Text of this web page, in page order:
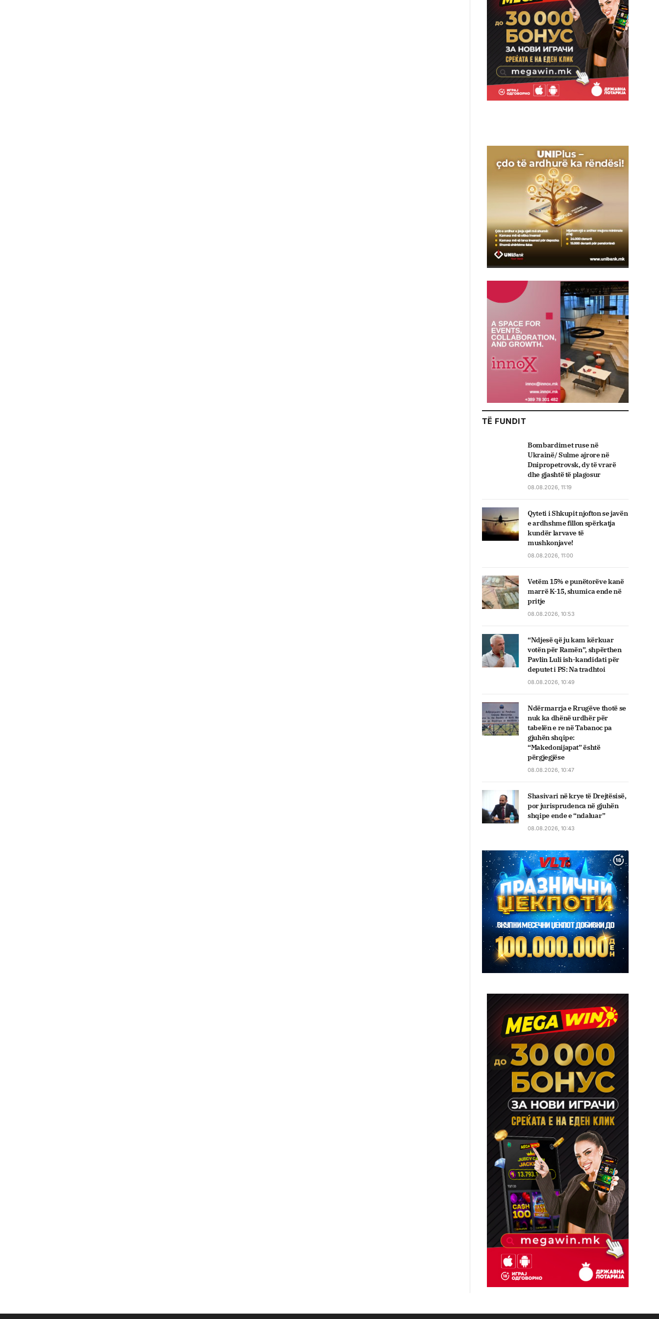
TË FUNDIT
Bombardimet ruse në
Ukrainë/ Sulme ajrore në
Dnipropetrovsk, dy të vrarë
dhe gjashtë të plagosur
08.08.2026, 11:19
Qyteti i Shkupit njofton se javën
e ardhshme fillon spërkatja
kundër larvave të
mushkonjave!
08.08.2026, 11:00
Vetëm 15% e punëtorëve kanë
marrë K-15, shumica ende në
pritje
08.08.2026, 10:53
“Ndjesë që ju kam kërkuar
votën për Ramën”, shpërthen
Pavlin Luli ish-kandidati për
deputet i PS: Na tradhtoi
08.08.2026, 10:49
Ndërmarrja e Rrugëve thotë se
nuk ka dhënë urdhër për
tabelën e re në Tabanoc pa
gjuhën shqipe:
“Makedonijapat” është
përgjegjëse
08.08.2026, 10:47
Shasivari në krye të Drejtësisë,
por jurisprudenca në gjuhën
shqipe ende e “ndaluar”
08.08.2026, 10:43